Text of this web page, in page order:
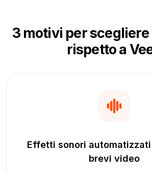
3 motivi per scegliere
rispetto a
Effetti sonori
brevi video